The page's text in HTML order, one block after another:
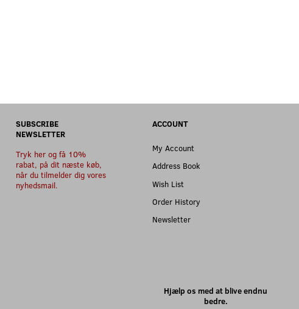
SUBSCRIBE
NEWSLETTER
Tryk her og få 10%
rabat, på dit næste køb,
når du tilmelder dig vores
nyhedsmail.
ACCOUNT
My Account
Address Book
Wish List
Order History
Newsletter
Hjælp os med at blive endnu
bedre.